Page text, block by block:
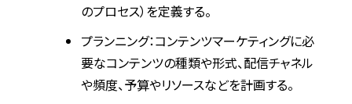
のプロセス）を定義する。
プランニング：コンテンツマーケティングに必
要なコンテンツの種類や形式、配信チャネル
や頻度、予算やリソースなどを計画する。